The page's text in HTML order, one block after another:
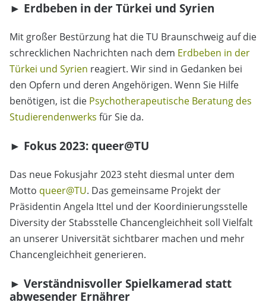
► Erdbeben in der Türkei und Syrien
Mit großer Bestürzung hat die TU Braunschweig auf die
schrecklichen Nachrichten nach dem Erdbeben in der
Türkei und Syrien reagiert. Wir sind in Gedanken bei
den Opfern und deren Angehörigen. Wenn Sie Hilfe
benötigen, ist die Psychotherapeutische Beratung des
Studierendenwerks für Sie da.
► Fokus 2023: queer@TU
Das neue Fokusjahr 2023 steht diesmal unter dem
Motto queer@TU. Das gemeinsame Projekt der
Präsidentin Angela Ittel und der Koordinierungsstelle
Diversity der Stabsstelle Chancengleichheit soll Vielfalt
an unserer Universität sichtbarer machen und mehr
Chancengleichheit generieren.
► Verständnisvoller Spielkamerad statt
abwesender Ernährer